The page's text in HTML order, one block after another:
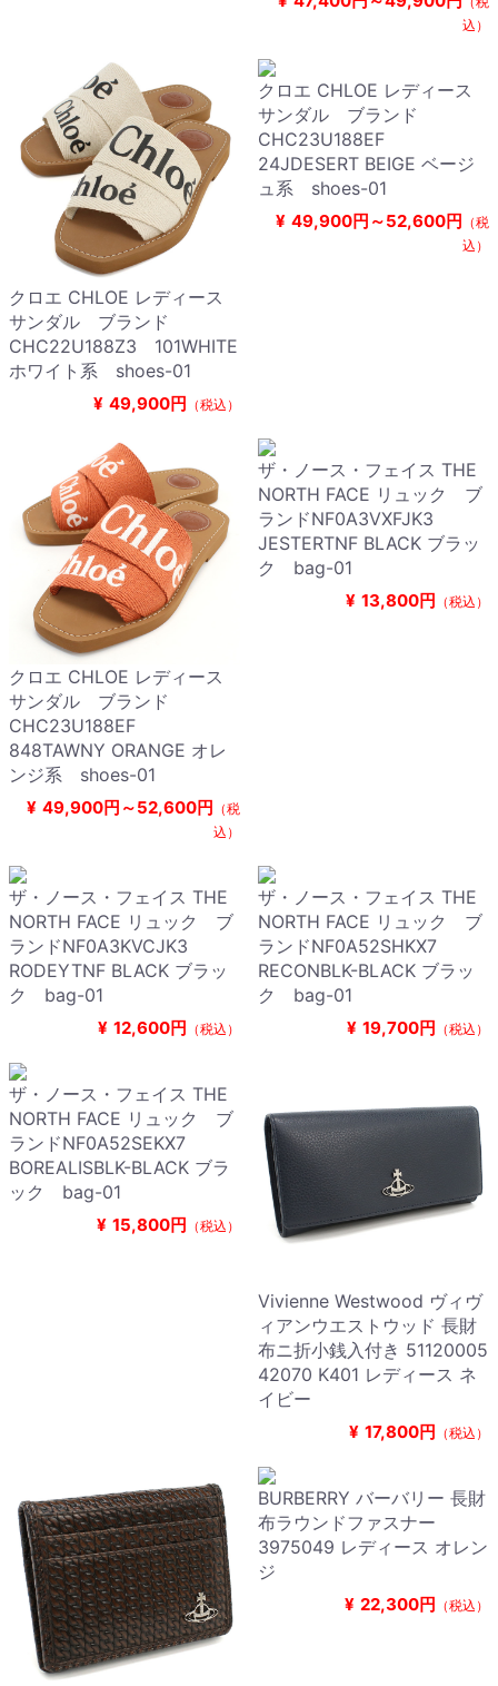
込）
クロエ CHLOE レディース
サンダル ブランド
CHC22U188Z3 101WHITE
ホワイト系 shoes-01
¥ 49,900円 （税込）
クロエ CHLOE レディース
サンダル ブランド
CHC23U188EF
24JDESERT BEIGE ベージ
ュ系 shoes-01
¥ 49,900円～52,600円 （税
込）
クロエ CHLOE レディース
サンダル ブランド
CHC23U188EF
848TAWNY ORANGE オレ
ンジ系 shoes-01
¥ 49,900円～52,600円 （税
込）
ザ・ノース・フェイス THE
NORTH FACE リュック ブ
ランドNF0A3VXFJK3
JESTERTNF BLACK ブラッ
ク bag-01
¥ 13,800円 （税込）
ザ・ノース・フェイス THE
NORTH FACE リュック ブ
ランドNF0A3KVCJK3
RODEYTNF BLACK ブラッ
ク bag-01
¥ 12,600円 （税込）
ザ・ノース・フェイス THE
NORTH FACE リュック ブ
ランドNF0A52SHKX7
RECONBLK-BLACK ブラッ
ク bag-01
¥ 19,700円 （税込）
ザ・ノース・フェイス THE
NORTH FACE リュック ブ
ランドNF0A52SEKX7
BOREALISBLK-BLACK ブラ
ック bag-01
¥ 15,800円 （税込）
Vivienne Westwood ヴィヴ
ィアンウエストウッド 長財
布ニ折小銭入付き 51120005
42070 K401 レディース ネ
イビー
¥ 17,800円 （税込）
BURBERRY バーバリー 長財
布ラウンドファスナー
3975049 レディース オレン
ジ
¥ 22,300円 （税込）